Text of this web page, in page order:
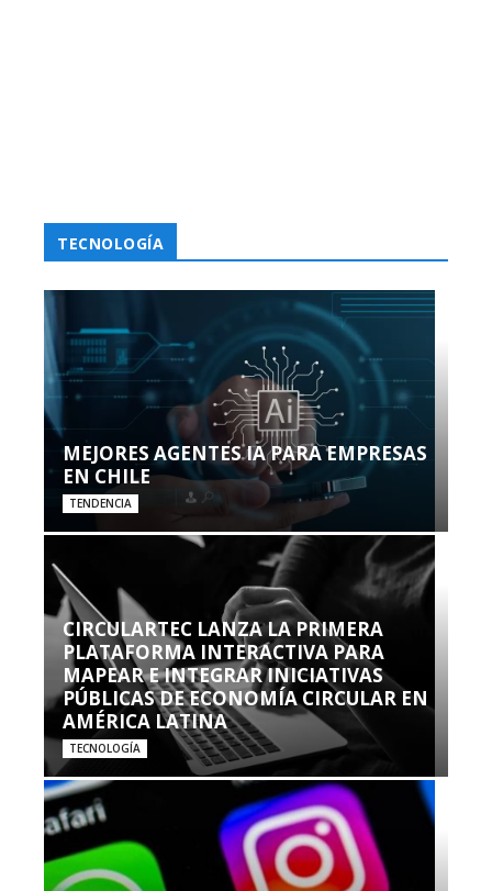
TECNOLOGÍA
MEJORES AGENTES IA PARA EMPRESAS
EN CHILE
TENDENCIA
CIRCULARTEC LANZA LA PRIMERA
PLATAFORMA INTERACTIVA PARA
MAPEAR E INTEGRAR INICIATIVAS
PÚBLICAS DE ECONOMÍA CIRCULAR EN
AMÉRICA LATINA
TECNOLOGÍA